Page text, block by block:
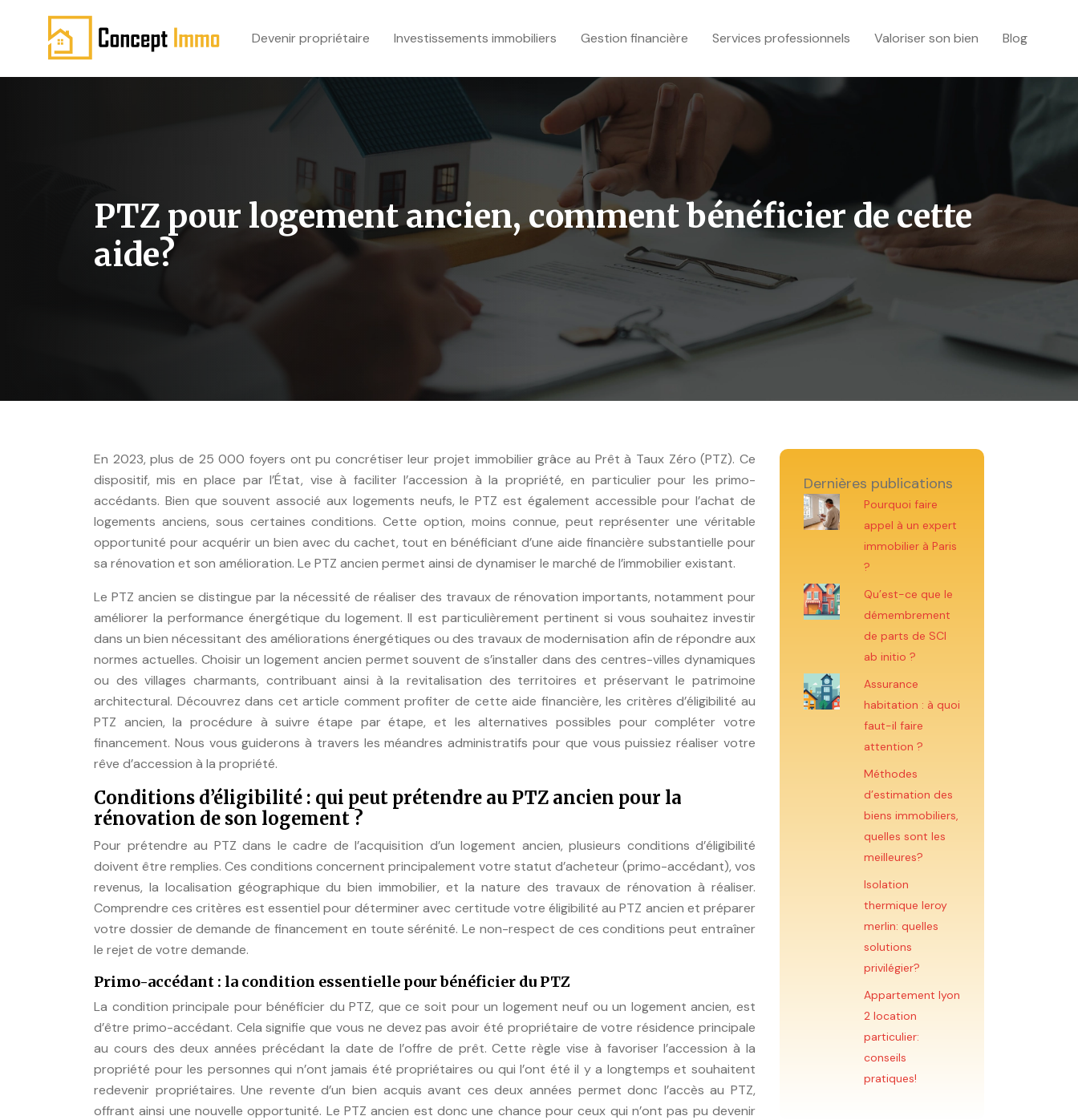
Devenir propriétaire Investissements immobiliers Gestion financière Services professionnels Valoriser son bien Blog
PTZ pour logement ancien, comment bénéficier de cette
aide?
En 2023, plus de 25 000 foyers ont pu concrétiser leur projet immobilier grâce au Prêt à Taux Zéro (PTZ). Ce
dispositif, mis en place par l’État, vise à faciliter l’accession à la propriété, en particulier pour les primo-
accédants. Bien que souvent associé aux logements neufs, le PTZ est également accessible pour l’achat de
logements anciens, sous certaines conditions. Cette option, moins connue, peut représenter une véritable
opportunité pour acquérir un bien avec du cachet, tout en bénéficiant d’une aide financière substantielle pour
sa rénovation et son amélioration. Le PTZ ancien permet ainsi de dynamiser le marché de l’immobilier existant.
Le PTZ ancien se distingue par la nécessité de réaliser des travaux de rénovation importants, notamment pour
améliorer la performance énergétique du logement. Il est particulièrement pertinent si vous souhaitez investir
dans un bien nécessitant des améliorations énergétiques ou des travaux de modernisation afin de répondre aux
normes actuelles. Choisir un logement ancien permet souvent de s’installer dans des centres-villes dynamiques
ou des villages charmants, contribuant ainsi à la revitalisation des territoires et préservant le patrimoine
architectural. Découvrez dans cet article comment profiter de cette aide financière, les critères d’éligibilité au
PTZ ancien, la procédure à suivre étape par étape, et les alternatives possibles pour compléter votre
financement. Nous vous guiderons à travers les méandres administratifs pour que vous puissiez réaliser votre
rêve d’accession à la propriété.
Conditions d’éligibilité : qui peut prétendre au PTZ ancien pour la
rénovation de son logement ?
Pour prétendre au PTZ dans le cadre de l’acquisition d’un logement ancien, plusieurs conditions d’éligibilité
doivent être remplies. Ces conditions concernent principalement votre statut d’acheteur (primo-accédant), vos
revenus, la localisation géographique du bien immobilier, et la nature des travaux de rénovation à réaliser.
Comprendre ces critères est essentiel pour déterminer avec certitude votre éligibilité au PTZ ancien et préparer
votre dossier de demande de financement en toute sérénité. Le non-respect de ces conditions peut entraîner
le rejet de votre demande.
Primo-accédant : la condition essentielle pour bénéficier du PTZ
La condition principale pour bénéficier du PTZ, que ce soit pour un logement neuf ou un logement ancien, est
d’être primo-accédant. Cela signifie que vous ne devez pas avoir été propriétaire de votre résidence principale
au cours des deux années précédant la date de l’offre de prêt. Cette règle vise à favoriser l’accession à la
propriété pour les personnes qui n’ont jamais été propriétaires ou qui l’ont été il y a longtemps et souhaitent
redevenir propriétaires. Une revente d’un bien acquis avant ces deux années permet donc l’accès au PTZ,
offrant ainsi une nouvelle opportunité. Le PTZ ancien est donc une chance pour ceux qui n’ont pas pu devenir
Dernières publications
Pourquoi faire
appel à un expert
immobilier à Paris
?
Qu’est-ce que le
démembrement
de parts de SCI
ab initio ?
Assurance
habitation : à quoi
faut-il faire
attention ?
Méthodes
d’estimation des
biens immobiliers,
quelles sont les
meilleures?
Isolation
thermique leroy
merlin: quelles
solutions
privilégier?
Appartement lyon
2 location
particulier:
conseils
pratiques!